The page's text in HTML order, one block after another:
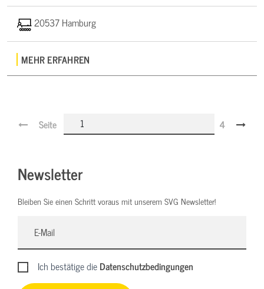
20537 Hamburg
MEHR ERFAHREN
Seite 4
Newsletter
Bleiben Sie einen Schritt voraus mit unserem SVG Newsletter!
Ich bestätige dieDatenschutzbedingungen